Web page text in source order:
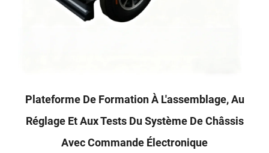
Plateforme De Formation À L'assemblage, Au
Réglage Et Aux Tests Du Système De Châssis
Avec Commande Électronique